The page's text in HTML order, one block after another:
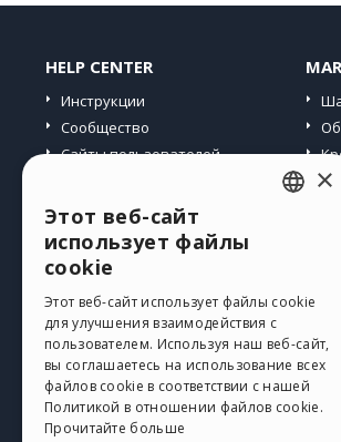
HELP CENTER
Инструкции
Сообщество
Сайты пользователей
Профиль
Мои посты
Мои лицензии
Загрузить
Веб-хостинг
Мои кредиты
GERMAN
SPANISH
PORTUGUESE
POLISH
×
Этот веб-сайт
использует файлы
cookie
Этот веб-сайт использует файлы cookie
для улучшения взаимодействия с
пользователем. Используя наш веб-сайт,
вы соглашаетесь на использование всех
файлов cookie в соответствии с нашей
Политикой в ​​отношении файлов cookie.
Прочитайте больше